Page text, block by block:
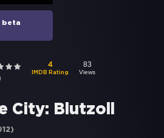
beta
4
IMDB Rating
83
Views
City: Blutzoll
)